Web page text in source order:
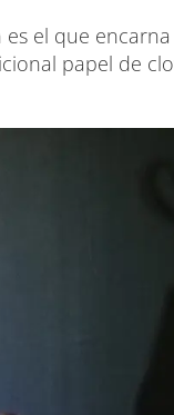
el que encarna
papel de